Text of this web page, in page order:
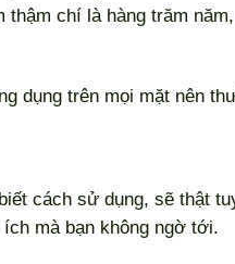
chí là hàng trăm
dụng trên mọi mặt nên
cách sử dụng, sẽ thật
mà bạn không ngờ tới.